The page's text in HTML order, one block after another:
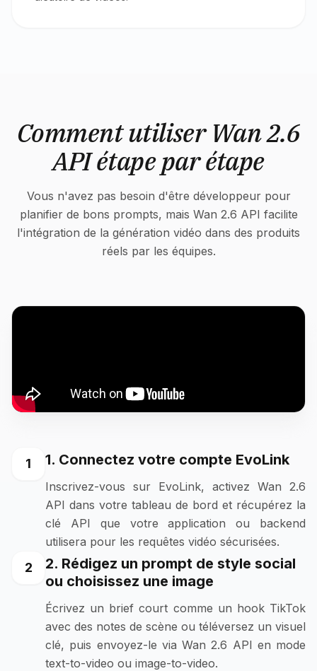
Comment utiliser Wan 2.6
API étape par étape
Vous n'avez pas besoin d'être développeur pour
planifier de bons prompts, mais Wan 2.6 API facilite
l'intégration de la génération vidéo dans des produits
réels par les équipes.
1 1. Connectez votre compte EvoLink
Inscrivez-vous sur EvoLink, activez Wan 2.6
API dans votre tableau de bord et récupérez la
clé API que votre application ou backend
utilisera pour les requêtes vidéo sécurisées.
2
2. Rédigez un prompt de style social
ou choisissez une image
Écrivez un brief court comme un hook TikTok
avec des notes de scène ou téléversez un visuel
clé, puis envoyez-le via Wan 2.6 API en mode
text-to-video ou image-to-video.